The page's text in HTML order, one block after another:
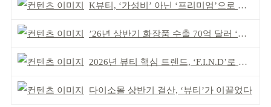
K뷰티, ‘가성비’ 아닌 ‘프리미엄’으로 승부걸어야
’26년 상반기 화장품 수출 70억 달러 ‘역대 최고’
2026년 뷰티 핵심 트렌드, ‘F.I.N.D’로 읽는다
다이소몰 상반기 결산, ‘뷰티’가 이끌었다